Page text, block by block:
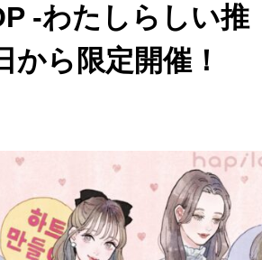
-わたしらしい推
ら限定開催！